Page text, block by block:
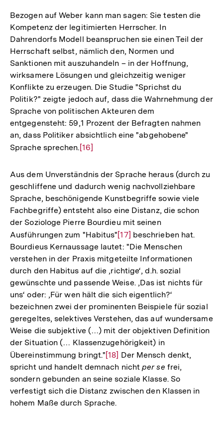
Bezogen auf Weber kann man sagen: Sie testen die
Kompetenz der legitimierten Herrscher. In
Dahrendorfs Modell beanspruchen sie einen Teil der
Herrschaft selbst, nämlich den, Normen und
Sanktionen mit auszuhandeln – in der Hoffnung,
wirksamere Lösungen und gleichzeitig weniger
Konflikte zu erzeugen. Die Studie "Sprichst du
Politik?" zeigte jedoch auf, dass die Wahrnehmung der
Sprache von politischen Akteuren dem
entgegensteht: 59,1 Prozent der Befragten nahmen
an, dass Politiker absichtlich eine "abgehobene"
Sprache sprechen. Zur
der
Fußnote
[16]
Aus dem Unverständnis der Sprache heraus (durch zu
geschliffene und dadurch wenig nachvollziehbare
Sprache, beschönigende Kunstbegriffe sowie viele
Fachbegriffe) entsteht also eine Distanz, die schon
der Soziologe Pierre Bourdieu mit seinen
Ausführungen zum "Habitus"Zur
Auflösung
der
Fußnote
[17] beschrieben hat.
Bourdieus Kernaussage lautet: "Die Menschen
verstehen in der Praxis mitgeteilte Informationen
durch den Habitus auf die ‚richtige‘, d.h. sozial
gewünschte und passende Weise. ‚Das ist nichts für
uns‘ oder: ‚Für wen hält die sich eigentlich?‘
bezeichnen zwei der prominenten Beispiele für sozial
geregeltes, selektives Verstehen, das auf wundersame
Weise die subjektive (…) mit der objektiven Definition
der Situation (… Klassenzugehörigkeit) in
Übereinstimmung bringt."Zur
Auflösung
der
Fußnote
[18] Der Mensch denkt,
spricht und handelt demnach nichtper se frei,
sondern gebunden an seine soziale Klasse. So
verfestigt sich die Distanz zwischen den Klassen in
hohem Maße durch Sprache.